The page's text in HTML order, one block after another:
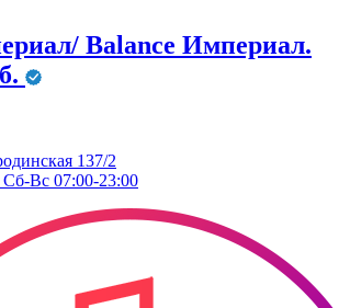
Balance Империал.
137/2
Вс 07:00-23:00